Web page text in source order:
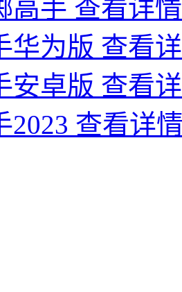
高手 查看详情
华为版 查看
安卓版 查看
2023 查看详